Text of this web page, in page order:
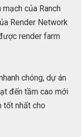
của Ranch
Render Network
render farm
chóng, dự án
đến tầm cao mới
tốt nhất cho